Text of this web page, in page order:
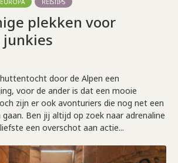
EUROPA REISTIPS
plekken voor
door de Alpen een
voor de ander is dat een mooie
zijn er ook avonturiers die nog net een
Ben jij altijd op zoek naar adrenaline
een overschot aan actie...